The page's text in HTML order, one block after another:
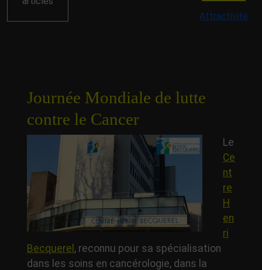
Attractivité
Journée Mondiale de lutte
contre le Cancer
Le
Ce
nt
re
H
en
ri
Becquerel , reconnu pour sa spécialisation
dans les soins en cancérologie, dans la